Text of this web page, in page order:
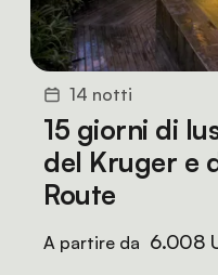
14 notti
15 giorni di
del Kruger e
Route
A partire da 6.008